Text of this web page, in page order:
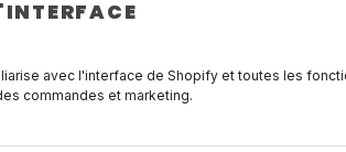
avec l'interface de Shopify et toutes les
commandes et marketing.